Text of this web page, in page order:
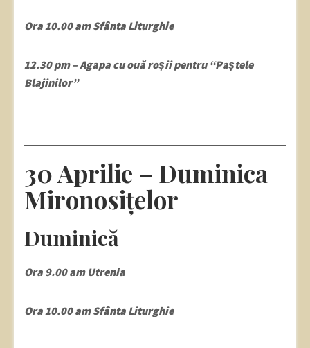
Ora 10.00 am Sfânta Liturghie
12.30 pm – Agapa cu ouă roșii pentru “Paștele
Blajinilor”
30 Aprilie – Duminica
Mironosițelor
Duminică
Ora 9.00 am Utrenia
Ora 10.00 am Sfânta Liturghie